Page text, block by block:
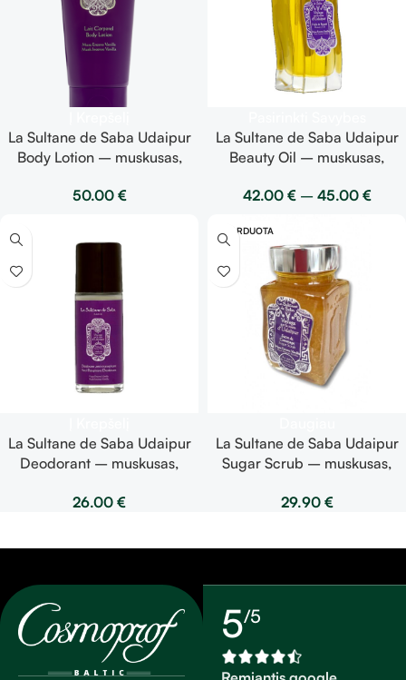
La Sultane de Saba Udaipur
Body Lotion – muskusas,
losjonas 200ml
50.00 €
La Sultane de Saba Udaipur
Beauty Oil – muskusas,
aliejus
42.00 € – 45.00 €
La Sultane de Saba Udaipur
Deodorant – muskusas,
dezodorantas 50ml
26.00 €
IŠPARDUOTA
La Sultane de Saba Udaipur
Sugar Scrub – muskusas,
šveitiklis 100g
29.90 €
5/5